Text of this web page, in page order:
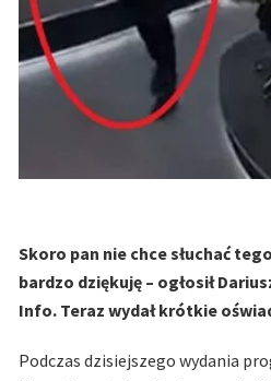
Skoro pan nie chce słuchać
bardzo dziękuję – ogłosił
Info. Teraz wydał krótkie
Podczas dzisiejszego wydania